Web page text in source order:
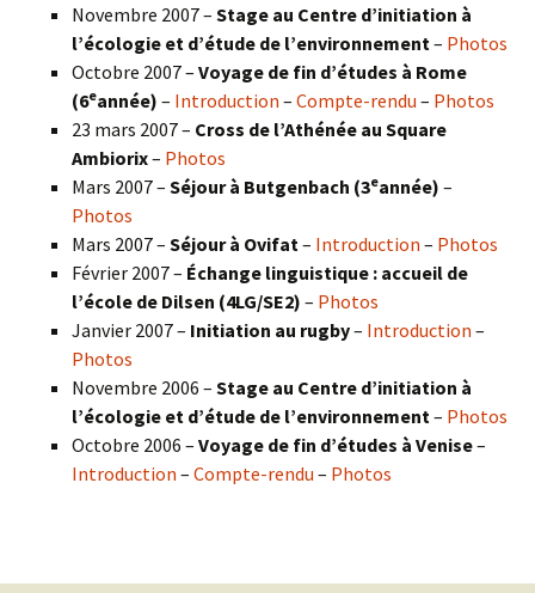
Novembre 2007 – Stage au Centre d’initiation à
l’écologie et d’étude de l’environnement– Photos
Octobre 2007 – Voyage de fin d’études à Rome
(6eannée) – Introduction – Compte-rendu – Photos
23 mars 2007 – Cross de l’Athénée au Square
Ambiorix– Photos
Mars 2007 – Séjour à Butgenbach (3eannée) –
Photos
Mars 2007 – Séjour à Ovifat– Introduction – Photos
Février 2007 – Échange linguistique : accueil de
l’école de Dilsen (4LG/SE2) – Photos
Janvier 2007 – Initiation au rugby– Introduction –
Photos
Novembre 2006 – Stage au Centre d’initiation à
l’écologie et d’étude de l’environnement– Photos
Octobre 2006 – Voyage de fin d’études à Venise–
Introduction – Compte-rendu – Photos